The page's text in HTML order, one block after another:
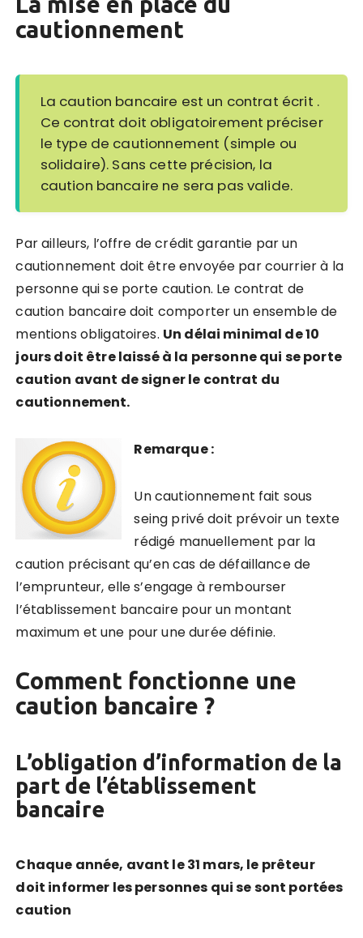
cautionnement
La caution bancaire est un contrat écrit .
Ce contrat doit obligatoirement préciser
le type de cautionnement (simple ou
solidaire). Sans cette précision, la
caution bancaire ne sera pas valide.
Par ailleurs, l’offre de crédit garantie par un
cautionnement doit être envoyée par courrier à la
personne qui se porte caution. Le contrat de
caution bancaire doit comporter un ensemble de
mentions obligatoires. Un délai minimal de 10
jours doit être laissé à la personne qui se porte
caution avant de signer le contrat du
cautionnement.
Remarque :
Un cautionnement fait sous
seing privé doit prévoir un texte
rédigé manuellement par la
caution précisant qu’en cas de défaillance de
l’emprunteur, elle s’engage à rembourser
l’établissement bancaire pour un montant
maximum et une pour une durée définie.
Comment fonctionne une
caution bancaire ?
L’obligation d’information de la
part de l’établissement
bancaire
Chaque année, avant le 31 mars, le prêteur
doit informer les personnes qui se sont portées
caution